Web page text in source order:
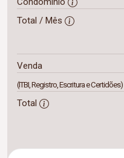
Total / Mês
Venda
(ITBI, Registro, Escritura e Certidões)
Total